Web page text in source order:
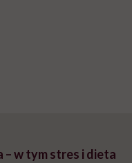
– w tym stres i dieta